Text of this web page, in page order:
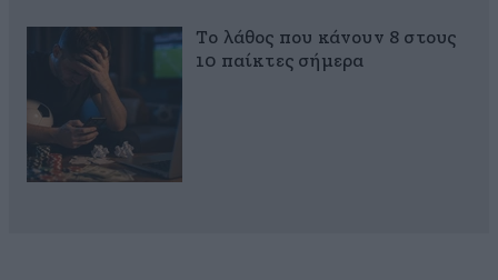
Το λάθος που κάνουν 8 στους
10 παίκτες σήμερα